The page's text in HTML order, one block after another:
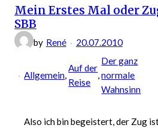
Mein Erstes Mal oder
SBB
by René 20.07.2010
Allgemein,
Auf der
Reise
,
Der ganz
normale
Wahnsinn
Also ich bin begeistert, der Zug